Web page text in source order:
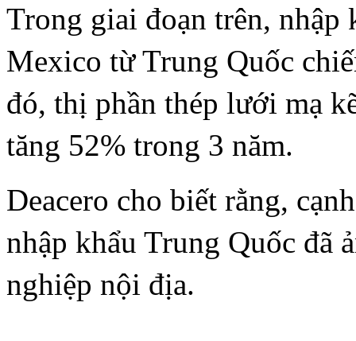
Trong giai đoạn trên, nhập
Mexico từ Trung Quốc
đó, thị phần thép lưới mạ
tăng 52% trong 3 năm.
Deacero cho biết rằng,
nhập khẩu Trung Quốc đã
nghiệp nội địa.